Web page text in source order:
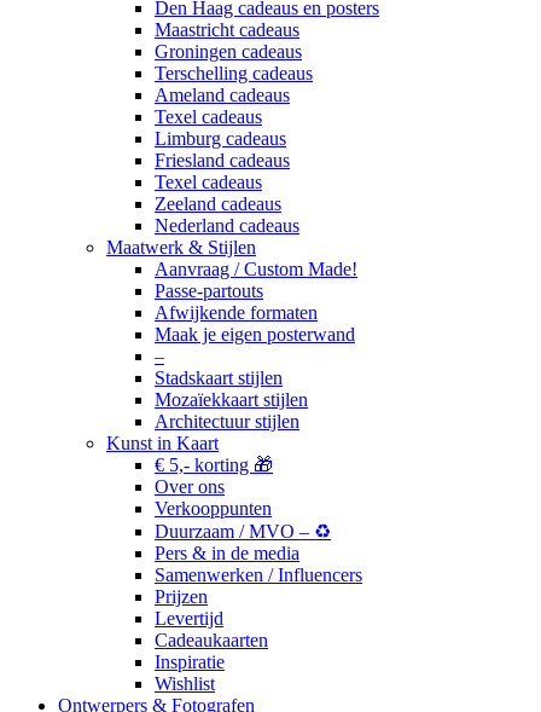
Den Haag cadeaus en posters
Maastricht cadeaus
Groningen cadeaus
Terschelling cadeaus
Ameland cadeaus
Texel cadeaus
Limburg cadeaus
Friesland cadeaus
Texel cadeaus
Zeeland cadeaus
Nederland cadeaus
Maatwerk & Stijlen
Aanvraag / Custom Made!
Passe-partouts
Afwijkende formaten
Maak je eigen posterwand
–
Stadskaart stijlen
Mozaïekkaart stijlen
Architectuur stijlen
Kunst in Kaart
€ 5,- korting 🎁
Over ons
Verkooppunten
Duurzaam / MVO – ♻️
Pers & in de media
Samenwerken / Influencers
Prijzen
Levertijd
Cadeaukaarten
Inspiratie
Wishlist
Ontwerpers & Fotografen